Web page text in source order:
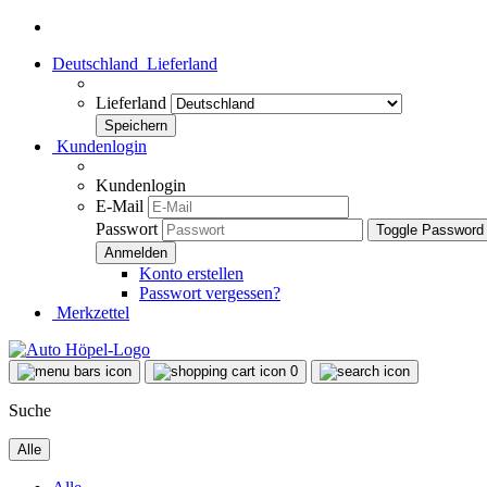
Deutschland Lieferland
Lieferland
Kundenlogin
Kundenlogin
E-Mail
Passwort
Toggle
Konto erstellen
Passwort vergessen?
Merkzettel
0
Suche
Alle